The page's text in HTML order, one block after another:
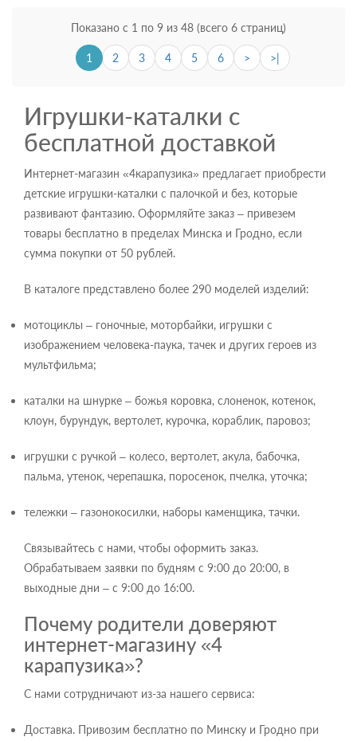
Показано с 1 по 9 из 48 (всего 6 страниц)
1 2 3 4 5 6 > >|
Игрушки-каталки с
бесплатной доставкой
Интернет-магазин «4карапузика» предлагает приобрести
детские игрушки-каталки с палочкой и без, которые
развивают фантазию. Оформляйте заказ – привезем
товары бесплатно в пределах Минска и Гродно, если
сумма покупки от 50 рублей.
В каталоге представлено более 290 моделей изделий:
мотоциклы – гоночные, моторбайки, игрушки с
изображением человека-паука, тачек и других героев из
мультфильма;
каталки на шнурке – божья коровка, слоненок, котенок,
клоун, бурундук, вертолет, курочка, кораблик, паровоз;
игрушки с ручкой – колесо, вертолет, акула, бабочка,
пальма, утенок, черепашка, поросенок, пчелка, уточка;
тележки – газонокосилки, наборы каменщика, тачки.
Связывайтесь с нами, чтобы оформить заказ.
Обрабатываем заявки по будням с 9:00 до 20:00, в
выходные дни – с 9:00 до 16:00.
Почему родители доверяют
интернет-магазину «4
карапузика»?
С нами сотрудничают из-за нашего сервиса:
Доставка. Привозим бесплатно по Минску и Гродно при